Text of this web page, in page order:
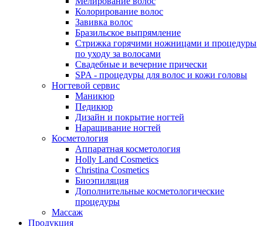
Колорирование волос
Завивка волос
Бразильское выпрямление
Стрижка горячими ножницами и процедуры
по уходу за волосами
Свадебные и вечерние прически
SPA - процедуры для волос и кожи головы
Ногтевой сервис
Маникюр
Педикюр
Дизайн и покрытие ногтей
Наращивание ногтей
Косметология
Аппаратная косметология
Holly Land Cosmetics
Christina Cosmetics
Биоэпиляция
Дополнительные косметологические
процедуры
Массаж
Продукция